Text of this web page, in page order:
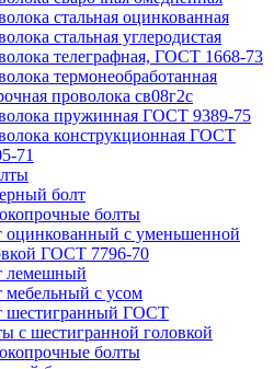
стальная оцинкованная
стальная углеродистая
телеграфная, ГОСТ 1668-73
термонеобработанная
проволока св08г2с
пружинная ГОСТ 9389-75
конструкционная ГОСТ
71
болт
болты
оцинкованный с уменьшенной
ГОСТ 7796-70
лемешный
мебельный с усом
шестигранный ГОСТ
с шестигранной головкой
болты